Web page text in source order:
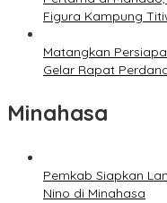
Figura Kampung
Matangkan
Gelar Rapat
Minahasa
Pemkab Siapkan
Nino di Minahasa